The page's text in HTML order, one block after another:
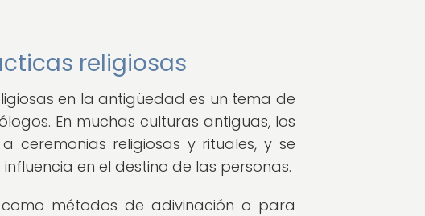
religiosas
en la antigüedad es un tema de
En muchas culturas antiguas, los
ceremonias religiosas y rituales, y se
en el destino de las personas.
métodos de adivinación o para